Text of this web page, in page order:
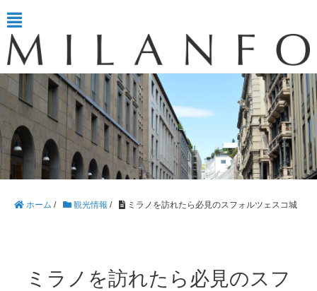
ホーム / 観光情報 / ミラノを訪れたら必見のスフォルツェスコ城
ミラノを訪れたら必見のスフ